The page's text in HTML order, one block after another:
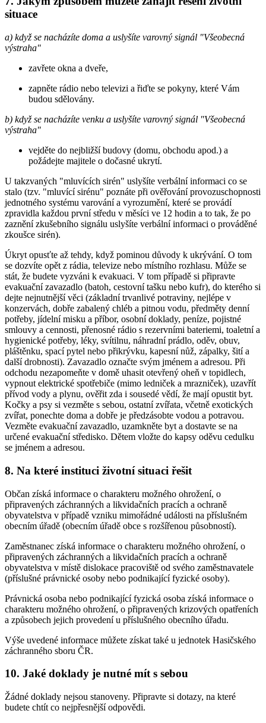
situace
a) když se nacházíte doma a uslyšíte varovný signál "Všeobecná
výstraha"
zavřete okna a dveře,
zapněte rádio nebo televizi a řiďte se pokyny, které Vám
budou sdělovány.
b) když se nacházíte venku a uslyšíte varovný signál "Všeobecná
výstraha"
vejděte do nejbližší budovy (domu, obchodu apod.) a
požádejte majitele o dočasné ukrytí.
U takzvaných "mluvících sirén" uslyšíte verbální informaci co se
stalo (tzv. "mluvící sirénu" poznáte při ověřování provozuschopnosti
jednotného systému varování a vyrozumění, které se provádí
zpravidla každou první středu v měsíci ve 12 hodin a to tak, že po
zaznění zkušebního signálu uslyšíte verbální informaci o prováděné
zkoušce sirén).
Úkryt opusťte až tehdy, když pominou důvody k ukrývání. O tom
se dozvíte opět z rádia, televize nebo místního rozhlasu. Může se
stát, že budete vyzváni k evakuaci. V tom případě si připravte
evakuační zavazadlo (batoh, cestovní tašku nebo kufr), do kterého si
dejte nejnutnější věci (základní trvanlivé potraviny, nejlépe v
konzervách, dobře zabalený chléb a pitnou vodu, předměty denní
potřeby, jídelní misku a příbor, osobní doklady, peníze, pojistné
smlouvy a cennosti, přenosné rádio s rezervními bateriemi, toaletní a
hygienické potřeby, léky, svítilnu, náhradní prádlo, oděv, obuv,
pláštěnku, spací pytel nebo přikrývku, kapesní nůž, zápalky, šití a
další drobnosti). Zavazadlo označte svým jménem a adresou. Při
odchodu nezapomeňte v domě uhasit otevřený oheň v topidlech,
vypnout elektrické spotřebiče (mimo ledniček a mrazniček), uzavřít
přívod vody a plynu, ověřit zda i sousedé vědí, že mají opustit byt.
Kočky a psy si vezměte s sebou, ostatní zvířata, včetně exotických
zvířat, ponechte doma a dobře je předzásobte vodou a potravou.
Vezměte evakuační zavazadlo, uzamkněte byt a dostavte se na
určené evakuační středisko. Dětem vložte do kapsy oděvu cedulku
se jménem a adresou.
8. Na které instituci životní situaci řešit
Občan získá informace o charakteru možného ohrožení, o
připravených záchranných a likvidačních pracích a ochraně
obyvatelstva v případě vzniku mimořádné události na příslušném
obecním úřadě (obecním úřadě obce s rozšířenou působností).
Zaměstnanec získá informace o charakteru možného ohrožení, o
připravených záchranných a likvidačních pracích a ochraně
obyvatelstva v místě dislokace pracoviště od svého zaměstnavatele
(příslušné právnické osoby nebo podnikající fyzické osoby).
Právnická osoba nebo podnikající fyzická osoba získá informace o
charakteru možného ohrožení, o připravených krizových opatřeních
a způsobech jejich provedení u příslušného obecního úřadu.
Výše uvedené informace můžete získat také u jednotek Hasičského
záchranného sboru ČR.
10. Jaké doklady je nutné mít s sebou
Žádné doklady nejsou stanoveny. Připravte si dotazy, na které
budete chtít co nejpřesnější odpovědi.